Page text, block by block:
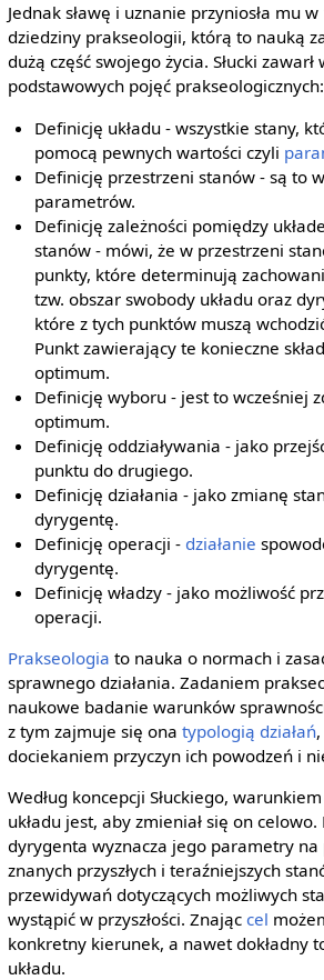
Jednak sławę i uznanie przyniosła mu
dziedziny prakseologii, którą to nauką
dużą część swojego życia. Słucki zawarł
podstawowych pojęć prakseologicznych:
Definicję układu - wszystkie stany,
pomocą pewnych wartości czyli
Definicję przestrzeni stanów - są to
parametrów.
Definicję zależności pomiędzy
stanów - mówi, że w przestrzeni
punkty, które determinują
tzw. obszar swobody układu oraz
które z tych punktów muszą
Punkt zawierający te konieczne
optimum.
Definicję wyboru - jest to wcześniej
optimum.
Definicję oddziaływania - jako
punktu do drugiego.
Definicję działania - jako zmianę
dyrygentę.
Definicję operacji - działanie
dyrygentę.
Definicję władzy - jako możliwość
operacji.
Prakseologia to nauka o normach i
sprawnego działania. Zadaniem
naukowe badanie warunków
z tym zajmuje się ona typologią działań,
dociekaniem przyczyn ich powodzeń i
Według koncepcji Słuckiego,
układu jest, aby zmieniał się on
dyrygenta wyznacza jego parametry
znanych przyszłych i teraźniejszych
przewidywań dotyczących możliwych
wystąpić w przyszłości. Znając cel
konkretny kierunek, a nawet dokładny
układu.